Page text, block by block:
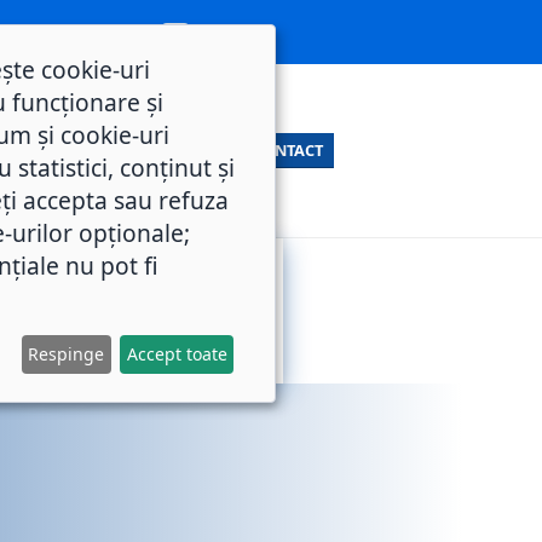
CONTACT
cookie-uri
funcționare și
și cookie-uri
statistici, conținut și
accepta sau refuza
urilor opționale;
nu pot fi
Respinge Accept toate